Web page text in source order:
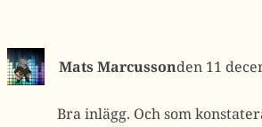
Mats Marcusson 11
Bra inlägg. Och som